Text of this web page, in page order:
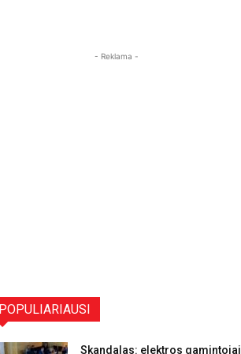
- Reklama -
Skandalas: elektros gamintojai